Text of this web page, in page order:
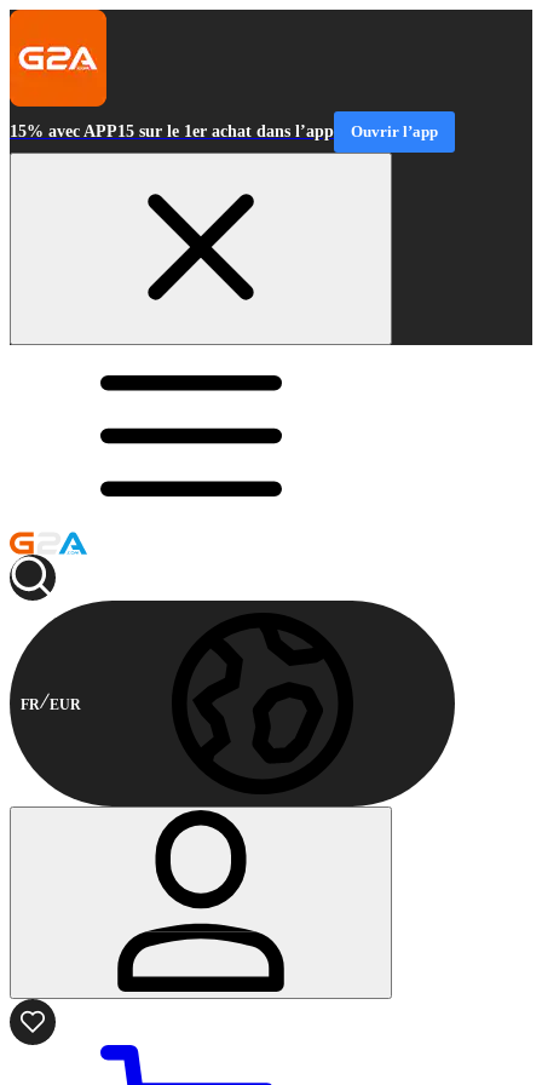
15% avec APP15 sur le 1er achat dans l’app Ouvrir l’app
FR EUR